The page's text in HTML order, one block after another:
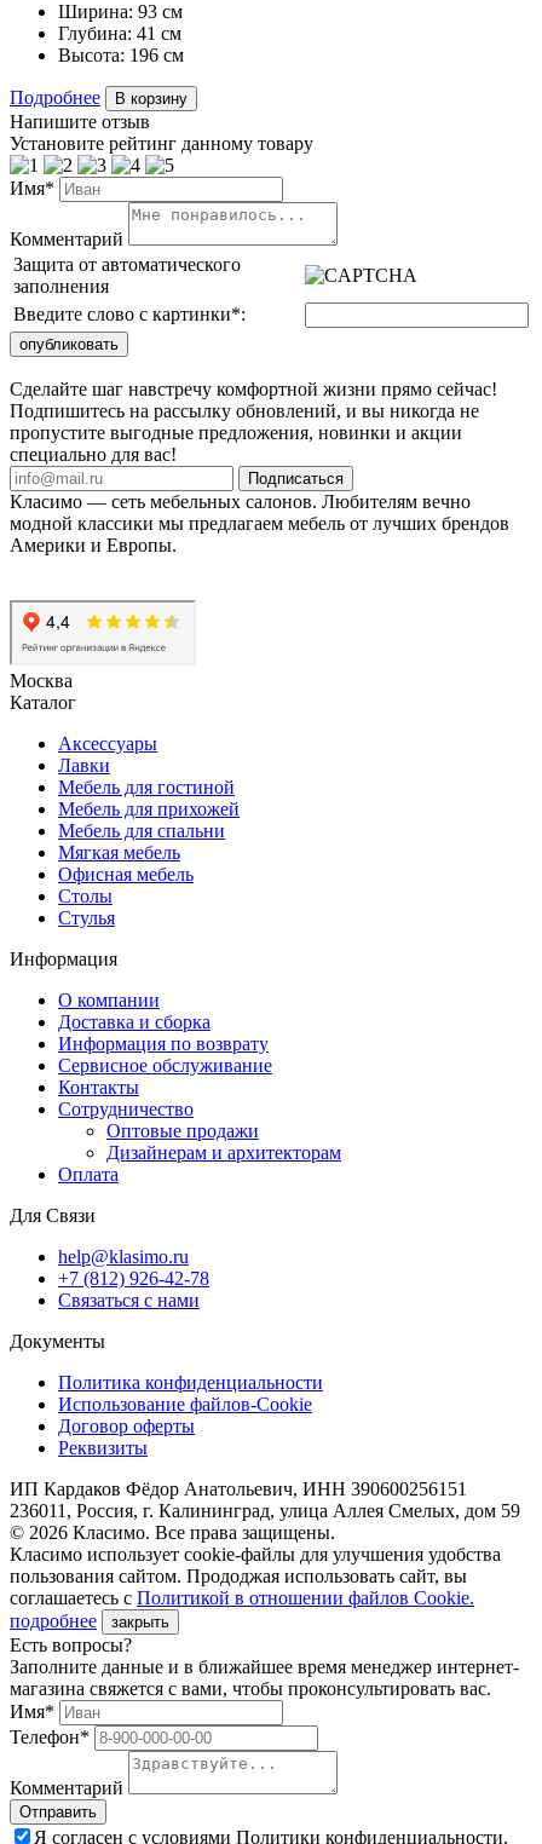
Ширина: 93 см
Глубина: 41 см
Высота: 196 см
Подробнее В корзину
Напишите отзыв
Установите рейтинг данному товару
Имя*
Комментарий
Защита от автоматического
заполнения
Введите слово с картинки*:
Сделайте шаг навстречу комфортной жизни прямо сейчас!
Подпишитесь на рассылку обновлений, и вы никогда не
пропустите выгодные предложения, новинки и акции
специально для вас!
Подписаться
Класимо — cеть мебельных салонов. Любителям вечно
модной классики мы предлагаем мебель от лучших брендов
Америки и Европы.
Москва
Каталог
Аксессуары
Лавки
Мебель для гостиной
Мебель для прихожей
Мебель для спальни
Мягкая мебель
Офисная мебель
Столы
Стулья
Информация
О компании
Доставка и сборка
Информация по возврату
Сервисное обслуживание
Контакты
Сотрудничество
Оптовые продажи
Дизайнерам и архитекторам
Оплата
Для Связи
help@klasimo.ru
+7 (812) 926-42-78
Связаться с нами
Документы
Политика конфиденциальности
Использование файлов-Cookie
Договор оферты
Реквизиты
ИП Кардаков Фёдор Анатольевич, ИНН 390600256151
236011, Россия, г. Калининград, улица Аллея Смелых, дом 59
© 2026 Класимо. Все права защищены.
Класимо использует cookie-файлы для улучшения удобства
пользования сайтом. Прододжая использовать сайт, вы
соглашаетесь с Политикой в отношении файлов Сookie.
подробнее
закрыть
Есть вопросы?
Заполните данные и в ближайшее время менеджер интернет-
магазина свяжется с вами, чтобы проконсультировать вас.
Имя*
Телефон*
Комментарий
Я согласен с условиями Политики конфиденциальности.